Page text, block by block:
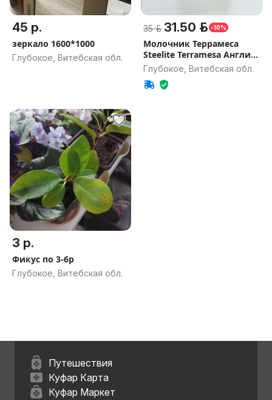
45 р.
зеркало 1600*1000
Глубокое, Витебская обл.
35 р. 31.50 р. -10%
Молочник Террамеса
Steelite Terramesa Англия
140мл
Глубокое, Витебская обл.
3 р.
Фикус по 3-6р
Глубокое, Витебская обл.
Путешествия
Куфар Карта
Куфар Маркет